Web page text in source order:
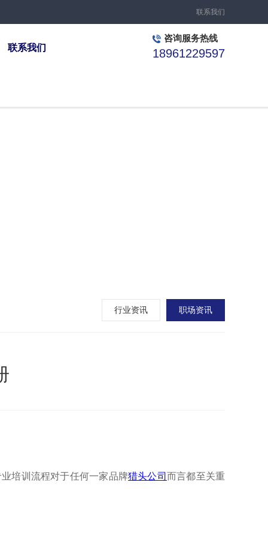
联系我们
联系我们
咨询服务热线
18961229597
行业资讯 职场资讯
培训流程对于任何一家品牌猎头公司 而言都至关重